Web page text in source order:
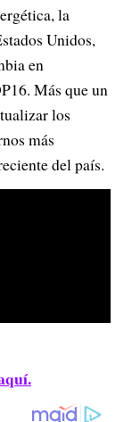
la
Unidos,
en
Más que un
los
más
del país.